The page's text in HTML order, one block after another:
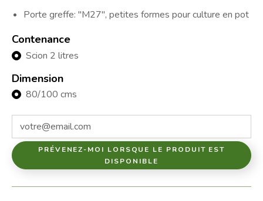
Porte greffe: "M27", petites formes pour culture en pot
Contenance
Scion 2 litres
Dimension
80/100 cms
PRÉVENEZ-MOI LORSQUE LE PRODUIT EST
DISPONIBLE